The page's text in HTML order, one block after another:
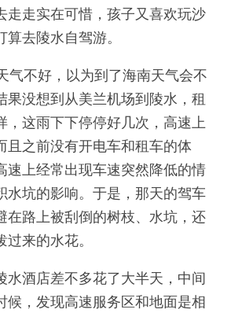
走走实在可惜，孩子又喜欢玩沙
去陵水自驾游。
气不好，以为到了海南天气会不
果没想到从美兰机场到陵水，租
，这雨下下停停好几次，高速上
且之前没有开电车和租车的体
速上经常出现车速突然降低的情
水坑的影响。于是，那天的驾车
在路上被刮倒的树枝、水坑，还
来的水花。
水酒店差不多花了大半天，中间
候，发现高速服务区和地面是相